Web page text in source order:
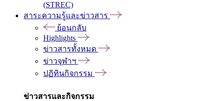
(STREC)
สาระความรู้และข่าวสาร
ย้อนกลับ
Highlights
ข่าวสารทั้งหมด
ข่าวจุฬาฯ
ปฏิทินกิจกรรม
ข่าวสารและกิจกรรม